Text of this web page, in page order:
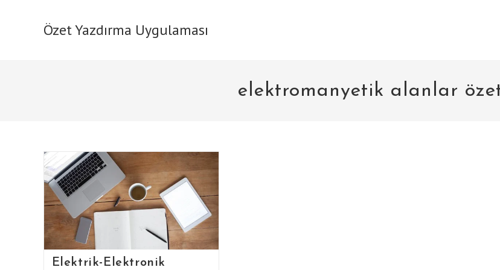
Özet Yazdırma Uygulaması
elektromanyetik alanlar
Elektrik-Elektronik